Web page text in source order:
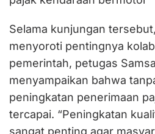
Selama kunjungan
menyoroti pentingnya
pemerintah, petugas
menyampaikan bahwa
peningkatan penerimaan
tercapai. “Peningkatan
sangat penting agar